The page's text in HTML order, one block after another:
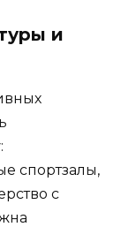
и
спортзалы,
с